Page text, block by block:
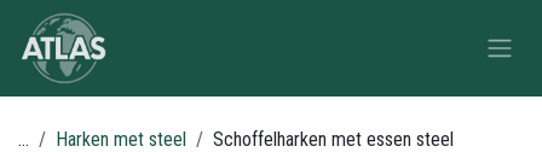
Overslaan naar inhoud
... Harken met steel Schoffelharken met essen steel